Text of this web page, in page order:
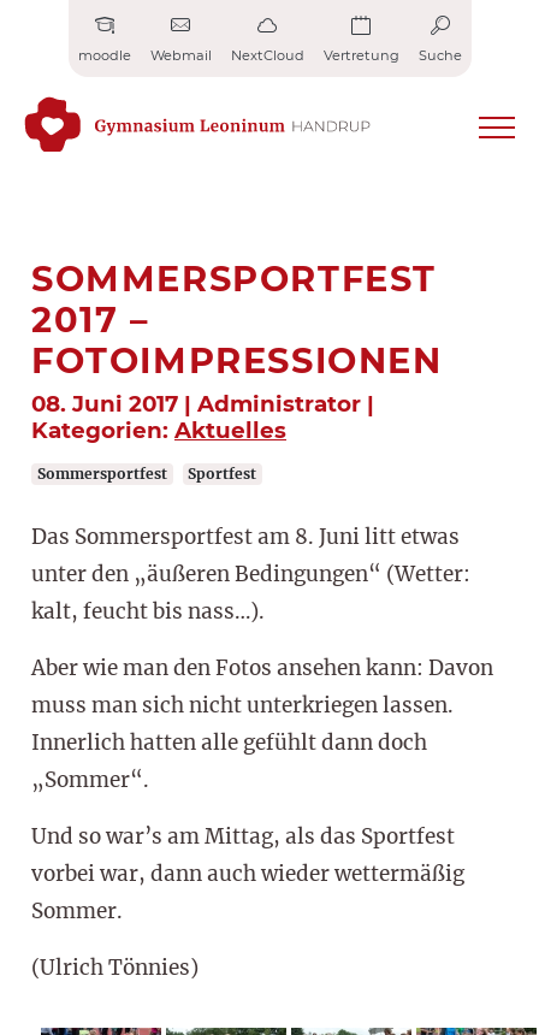
moodle Webmail NextCloud Vertretung Suche
SOMMERSPORTFEST
2017 –
FOTOIMPRESSIONEN
08. Juni 2017 | Administrator |
Kategorien: Aktuelles
Sommersportfest Sportfest
Das Sommersportfest am 8. Juni litt etwas
unter den „äußeren Bedingungen“ (Wetter:
kalt, feucht bis nass…).
Aber wie man den Fotos ansehen kann: Davon
muss man sich nicht unterkriegen lassen.
Innerlich hatten alle gefühlt dann doch
„Sommer“.
Und so war’s am Mittag, als das Sportfest
vorbei war, dann auch wieder wettermäßig
Sommer.
(Ulrich Tönnies)